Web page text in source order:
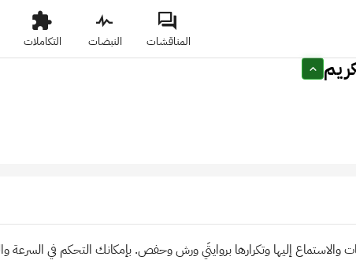
المناقشات النبضات التكاملات
والاستماع إليها وتكرارها بروايتَي ورش وحفص. بإمكانك التحكم في السرعة